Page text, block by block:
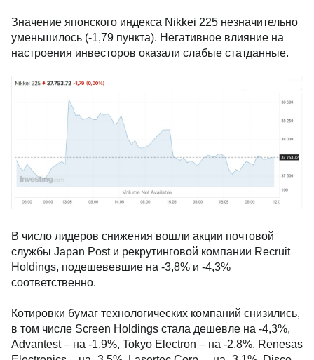
Значение японского индекса Nikkei 225 незначительно
уменьшилось (-1,79 пункта). Негативное влияние на
настроения инвесторов оказали слабые статданные.
В число лидеров снижения вошли акции почтовой
службы Japan Post и рекрутинговой компании Recruit
Holdings, подешевевшие на -3,8% и -4,3%
соответственно.
Котировки бумаг технологических компаний снизились,
в том числе Screen Holdings стала дешевле на -4,3%,
Advantest – на -1,9%, Tokyo Electron – на -2,8%, Renesas